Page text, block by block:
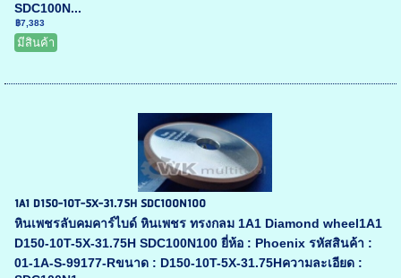
SDC100N...
฿7,383
มีสินค้า
1A1 D150-10T-5X-31.75H SDC100N100
หินเพชรลับคมคาร์ไบด์ หินเพชร ทรงกลม 1A1 Diamond wheel1A1
D150-10T-5X-31.75H SDC100N100 ยี่ห้อ : Phoenix รหัสสินค้า :
01-1A-S-99177-Rขนาด : D150-10T-5X-31.75Hความละเอียด :